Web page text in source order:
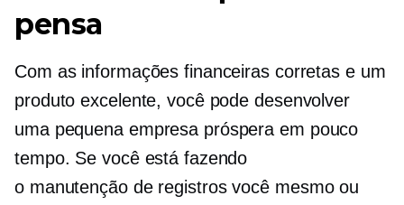
pensa
Com as informações financeiras corretas e um
produto excelente, você pode desenvolver
uma pequena empresa próspera em pouco
tempo. Se você está fazendo
o manutenção de registrosvocê mesmo ou